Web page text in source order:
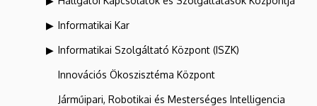
Informatikai Kar
Informatikai Szolgáltató Központ (ISZK)
Innovációs Ökoszisztéma Központ
Járműipari, Robotikai és Mesterséges Intelligencia